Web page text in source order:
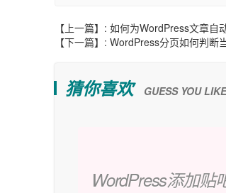
【上一篇】: 如何为WordPress文章自
【下一篇】: WordPress分页如何判断
猜你喜欢 GUESS YOU LIKE
WordPress添加贴